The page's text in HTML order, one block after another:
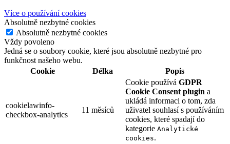
Více o používání cookies
Absolutně nezbytné cookies
Absolutně nezbytné cookies
Vždy povoleno
Jedná se o soubory cookie, které jsou absolutně nezbytné pro
funkčnost našeho webu.
Cookie
Délka Popis
cookielawinfo-
checkbox-analytics
11 měsíců
Cookie používá GDPR
Cookie Consent plugin a
ukládá informaci o tom, zda
uživatel souhlasí s používáním
cookies, které spadají do
kategorie Analytické
cookies.